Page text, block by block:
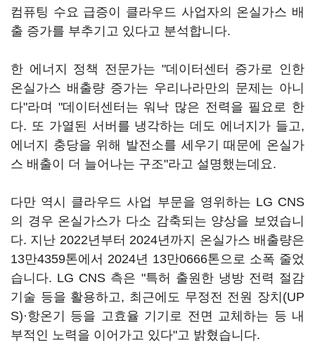
컴퓨팅 수요 급증이 클라우드 사업자의 온실가스 배
출 증가를 부추기고 있다고 분석합니다.
한 에너지 정책 전문가는 "데이터센터 증가로 인한
온실가스 배출량 증가는 우리나라만의 문제는 아니
다"라며 "데이터센터는 워낙 많은 전력을 필요로 한
다. 또 가열된 서버를 냉각하는 데도 에너지가 들고,
에너지 충당을 위해 발전소를 세우기 때문에 온실가
스 배출이 더 늘어나는 구조"라고 설명했는데요.
다만 역시 클라우드 사업 부문을 영위하는 LG CNS
의 경우 온실가스가 다소 감축되는 양상을 보였습니
다. 지난 2022년부터 2024년까지 온실가스 배출량은
13만4359톤에서 2024년 13만0666톤으로 소폭 줄었
습니다. LG CNS 측은 "특허 출원한 냉방 전력 절감
기술 등을 활용하고, 최근에도 무정전 전원 장치(UP
S)·항온기 등을 고효율 기기로 전면 교체하는 등 내
부적인 노력을 이어가고 있다"고 밝혔습니다.